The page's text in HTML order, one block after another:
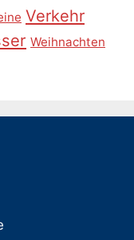
Verkehr
Weihnachten